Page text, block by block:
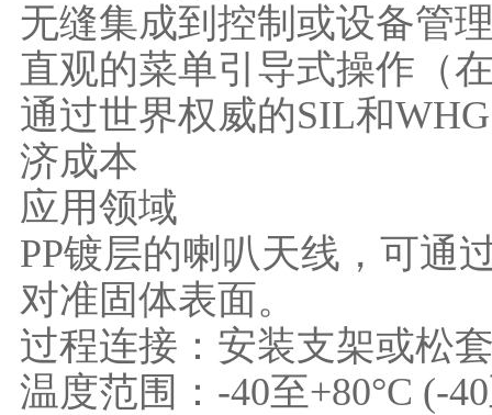
无缝集成到控制或设备管
直观的菜单引导式操作（
通过世界权威的SIL和
济成本
应用领域
PP镀层的喇叭天线，可通
对准固体表面。
过程连接：安装支架或松
温度范围：-40至+80°C (-